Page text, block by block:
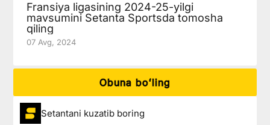
Fransiya ligasining 2024-25-yilgi
mavsumini Setanta Sportsda tomosha
qiling
07 Avg, 2024
Obuna boʻling
Setantani kuzatib boring